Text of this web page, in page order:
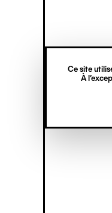
Ce site
À
principal
verticale